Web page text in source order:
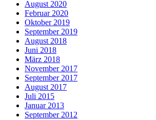
August 2020
Februar 2020
Oktober 2019
September 2019
August 2018
Juni 2018
März 2018
November 2017
September 2017
August 2017
Juli 2015
Januar 2013
September 2012